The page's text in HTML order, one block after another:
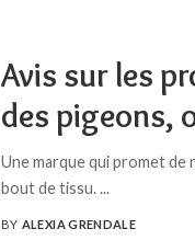
Avis sur les
des pigeons,
Une marque qui promet de
bout de tissu....
POSTED
BY ALEXIA GRENDALE